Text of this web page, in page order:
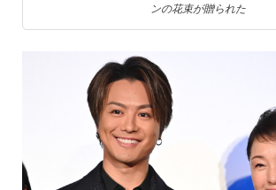
ンの花束が贈られた